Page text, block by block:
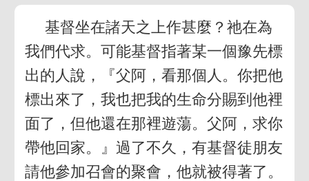
基督坐在諸天之上作甚麼？祂在為
我們代求。可能基督指著某一個豫先標
出的人說，『父阿，看那個人。你把他
標出來了，我也把我的生命分賜到他裡
面了，但他還在那裡遊蕩。父阿，求你
帶他回家。』過了不久，有基督徒朋友
請他參加召會的聚會，他就被得著了。